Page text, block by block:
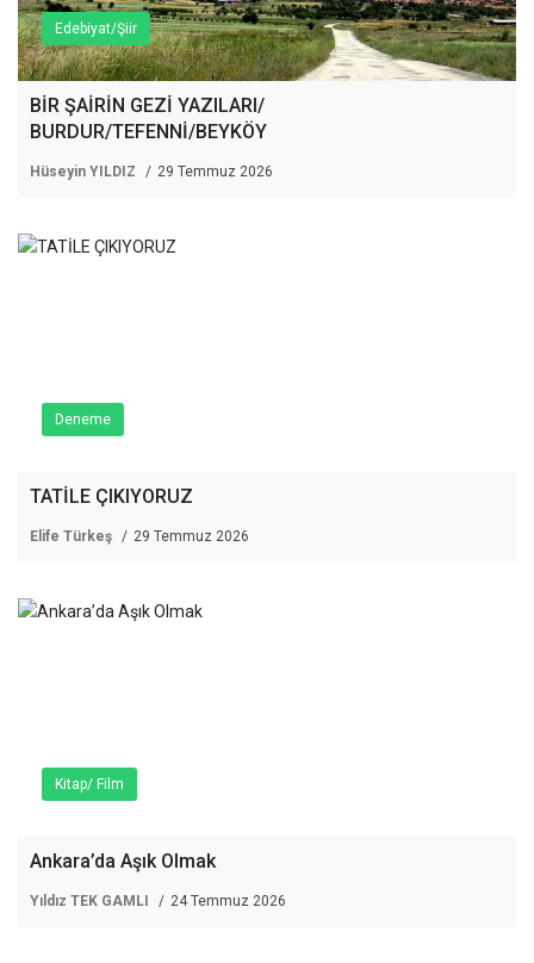
Edebiyat/Şiir
BİR ŞAİRİN GEZİ YAZILARI/
BURDUR/TEFENNİ/BEYKÖY
Hüseyin YILDIZ 29 Temmuz 2026
Deneme
TATİLE ÇIKIYORUZ
Elife Türkeş 29 Temmuz 2026
Kitap/ Film
Ankara’da Aşık Olmak
Yıldız TEK GAMLI 24 Temmuz 2026